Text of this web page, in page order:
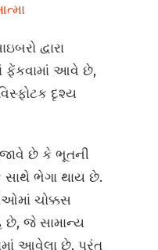
દ્વારા
ફેંકવામાં આવે છે,
દૃશ્ય
છે કે ભૂતની
સાથે ભેગા થાય છે.
ચોક્કસ
છે, જે સામાન્ય
આવેલા છે. પરંતુ